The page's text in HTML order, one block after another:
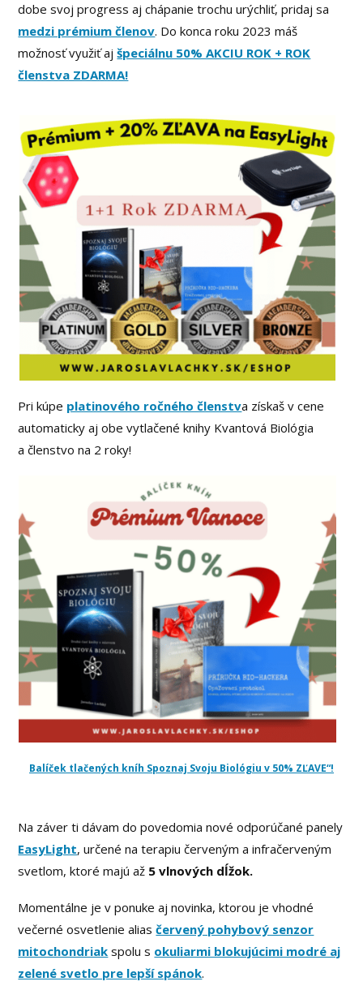
dobe svoj progress aj chápanie trochu urýchliť, pridaj sa
medzi prémium členov. Do konca roku 2023 máš
možnosť využiť ajšpeciálnu 50% AKCIU ROK + ROK
členstva ZDARMA!
Pri kúpe platinového ročného členstva získaš v cene
automaticky aj obe vytlačené knihy Kvantová Biológia
a členstvo na 2 roky!
Balíček tlačených kníh Spoznaj Svoju Biológiu v 50% ZĽAVE“!
Na záver ti dávam do povedomia nové odporúčané panely
EasyLight, určené na terapiu červeným a infračerveným
svetlom, ktoré majú až 5 vlnových dĺžok.
Momentálne je v ponuke aj novinka, ktorou je vhodné
večerné osvetlenie aliasčervený pohybový senzor
mitochondriak spolu s okuliarmi blokujúcimi modré aj
zelené svetlo pre lepší spánok.